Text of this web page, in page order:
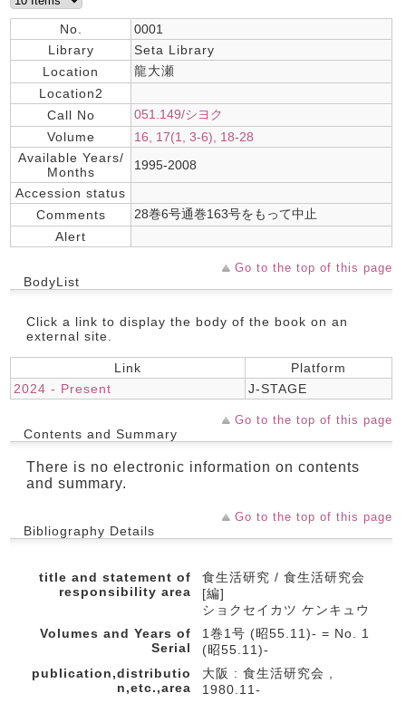
No.
0001
Library
Seta Library
Location
龍大瀬
Location2
Call No
051.149/シヨク
Volume
16, 17(1, 3-6), 18-28
Available Years/
Months
1995-2008
Accession status
Comments
28巻6号通巻163号をもって中止
Alert
Go to the top of this page
BodyList
Click a link to display the body of the book on an
external site.
Link
Platform
2024 - Present
J-STAGE
Go to the top of this page
Contents and Summary
There is no electronic information on contents
and summary.
Go to the top of this page
Bibliography Details
title and statement of
responsibility area
食生活研究 / 食生活研究会
[編]
ショクセイカツ ケンキュウ
Volumes and Years of
Serial
1巻1号 (昭55.11)- = No. 1
(昭55.11)-
publication,distributio
n,etc.,area
大阪 : 食生活研究会 ,
1980.11-